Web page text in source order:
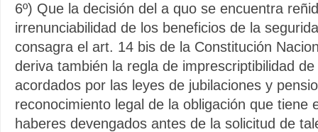
6º) Que la decisión del a quo se encuentra
irrenunciabilidad de los beneficios de la
consagra el art. 14 bis de la Constitución
deriva también la regla de imprescriptibilidad
acordados por las leyes de jubilaciones y
reconocimiento legal de la obligación que tiene
haberes devengados antes de la solicitud de